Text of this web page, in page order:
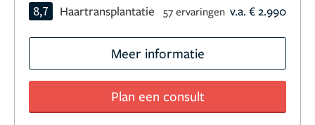
8,7 Haartransplantatie 57 ervaringen v.a. € 2.990
Meer informatie
Plan een consult